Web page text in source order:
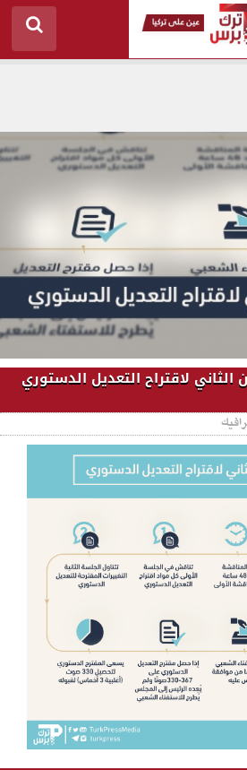
الثاني لاقتراح التعديل الدستوري